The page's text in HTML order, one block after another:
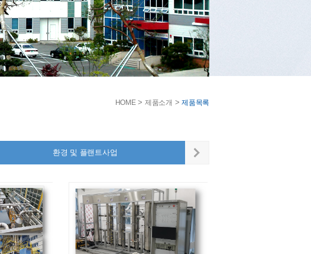
HOME> 제품소개 > 제품목록
환경 및 플랜트사업